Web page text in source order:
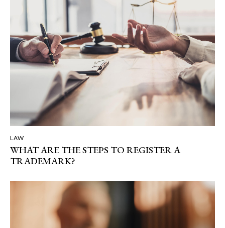
LAW
WHAT ARE THE STEPS TO REGISTER A
TRADEMARK?